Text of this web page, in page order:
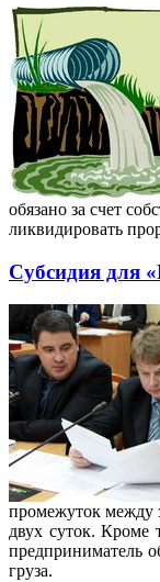
обязано за счет
ликвидировать
Субсидия для
промежуток между
двух суток. Кроме
предприниматель
груза.